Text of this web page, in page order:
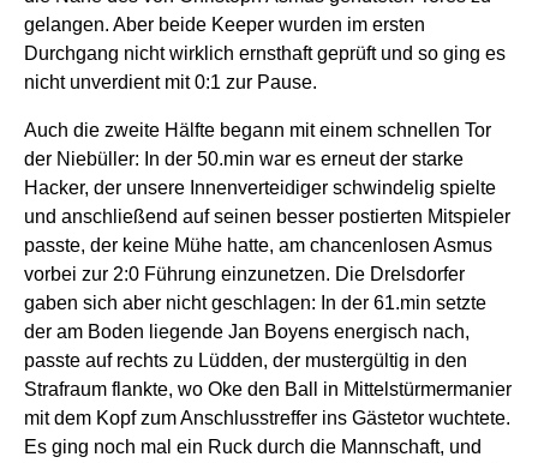
gelangen. Aber beide Keeper wurden im ersten
Durchgang nicht wirklich ernsthaft geprüft und so ging es
nicht unverdient mit 0:1 zur Pause.
Auch die zweite Hälfte begann mit einem schnellen Tor
der Niebüller: In der 50.min war es erneut der starke
Hacker, der unsere Innenverteidiger schwindelig spielte
und anschließend auf seinen besser postierten Mitspieler
passte, der keine Mühe hatte, am chancenlosen Asmus
vorbei zur 2:0 Führung einzunetzen. Die Drelsdorfer
gaben sich aber nicht geschlagen: In der 61.min setzte
der am Boden liegende Jan Boyens energisch nach,
passte auf rechts zu Lüdden, der mustergültig in den
Strafraum flankte, wo Oke den Ball in Mittelstürmermanier
mit dem Kopf zum Anschlusstreffer ins Gästetor wuchtete.
Es ging noch mal ein Ruck durch die Mannschaft, und